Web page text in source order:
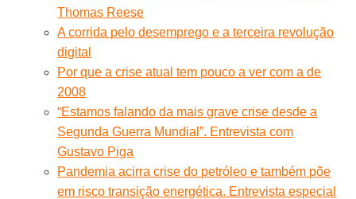
Thomas Reese
A corrida pelo desemprego e a terceira revolução
digital
Por que a crise atual tem pouco a ver com a de
2008
“Estamos falando da mais grave crise desde a
Segunda Guerra Mundial”. Entrevista com
Gustavo Piga
Pandemia acirra crise do petróleo e também põe
em risco transição energética. Entrevista especial